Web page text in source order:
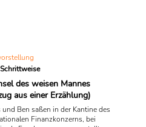
des weisen Mannes
aus einer Erzählung)
und Ben saßen in der Kantine des
Finanzkonzerns, bei